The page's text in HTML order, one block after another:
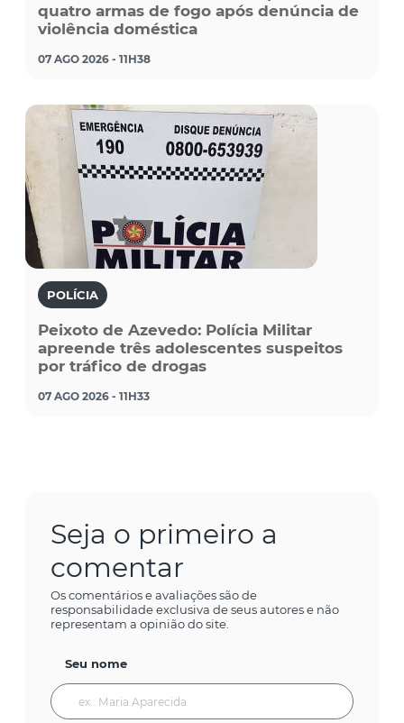
quatro armas de fogo após denúncia de
violência doméstica
07 AGO 2026 - 11H38
POLÍCIA
Peixoto de Azevedo: Polícia Militar
apreende três adolescentes suspeitos
por tráfico de drogas
07 AGO 2026 - 11H33
Seja o primeiro a
comentar
Os comentários e avaliações são de
responsabilidade exclusiva de seus autores e não
representam a opinião do site.
Seu nome